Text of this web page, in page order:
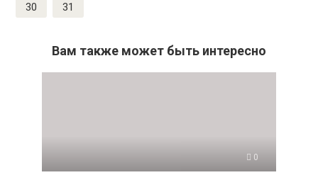
30 31
Вам также может быть интересно
0